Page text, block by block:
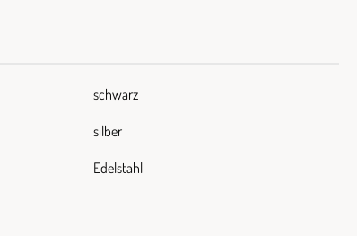
schwarz
silber
Edelstahl